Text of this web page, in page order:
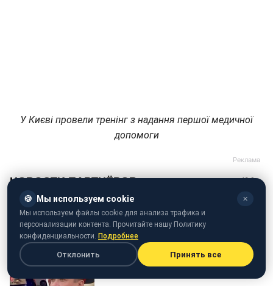
У Києві провели тренінг з надання першої медичної
допомоги
🍪 Мы используем cookie ✕
Мы используем файлы cookie для анализа трафика и
персонализации контента. Прочитайте нашу Политику
конфиденциальности. Подробнее
Отклонить Принять все